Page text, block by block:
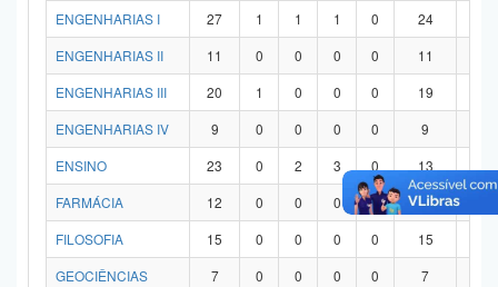
ENGENHARIAS I
27 1 1 1 0 24
ENGENHARIAS II
11 0 0 0 0 11
ENGENHARIAS III
20 1 0 0 0 19
ENGENHARIAS IV
9 0 0 0 0 9
ENSINO
23 0 2 3 0 13
FARMÁCIA
12 0 0 0 0 12
FILOSOFIA
15 0 0 0 0 15
GEOCIÊNCIAS
7 0 0 0 0 7